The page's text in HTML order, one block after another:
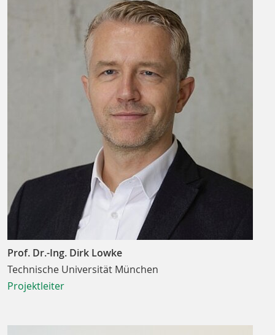
Prof. Dr.-Ing. Dirk Lowke
Technische Universität München
Projektleiter